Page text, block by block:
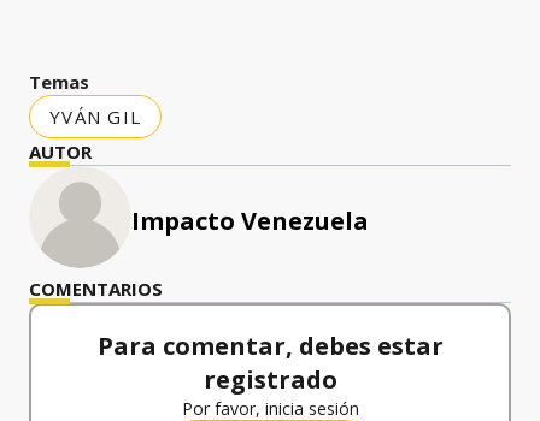
Temas
YVÁN GIL
AUTOR
Impacto Venezuela
COMENTARIOS
Para comentar, debes estar
registrado
Por favor, inicia sesión